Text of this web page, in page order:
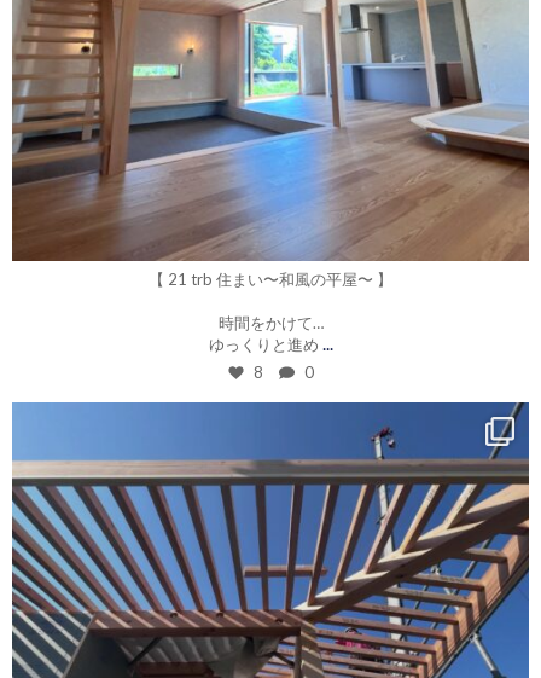
7月 10
【 21 trb 住まい〜和風の平屋〜 】
時間をかけて…
ゆっくりと進め ...
8 0